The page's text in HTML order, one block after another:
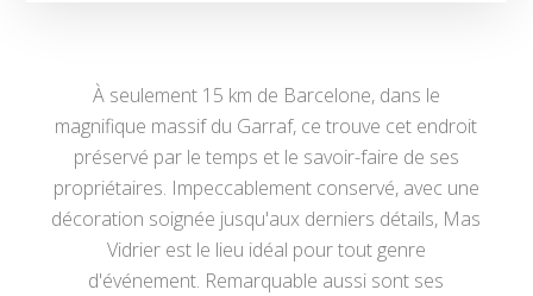
À seulement 15 km de Barcelone, dans le
magnifique massif du Garraf, ce trouve cet endroit
préservé par le temps et le savoir-faire de ses
propriétaires. Impeccablement conservé, avec une
décoration soignée jusqu'aux derniers détails, Mas
Vidrier est le lieu idéal pour tout genre
d'événement. Remarquable aussi sont ses